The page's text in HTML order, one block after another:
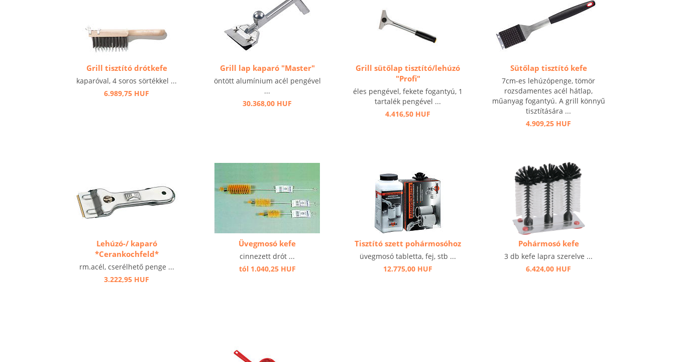
Grill tisztító drótkefe
kaparóval, 4 soros sörtékkel ...
6.989,75 HUF
Grill lap kaparó "Master"
öntött alumínium acél pengével
...
30.368,00 HUF
Grill sütőlap tisztító/lehúzó
"Profi"
éles pengével, fekete fogantyú, 1
tartalék pengével ...
4.416,50 HUF
Sütőlap tisztító kefe
7cm-es lehúzópenge, tömör
rozsdamentes acél hátlap,
műanyag fogantyú. A grill könnyű
tisztítására ...
4.909,25 HUF
Lehúzó-/ kaparó
*Cerankochfeld*
rm.acél, cserélhető penge ...
3.222,95 HUF
Üvegmosó kefe
cinnezett drót ...
tól 1.040,25 HUF
Tisztító szett pohármosóhoz
üvegmosó tabletta, fej, stb ...
12.775,00 HUF
Pohármosó kefe
3 db kefe lapra szerelve ...
6.424,00 HUF